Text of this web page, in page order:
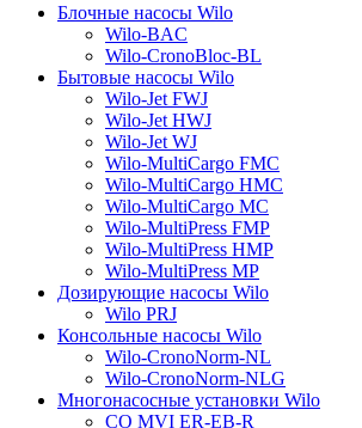
Блочные насосы Wilo
Wilo-BAC
Wilo-CronoBloc-BL
Бытовые насосы Wilo
Wilo-Jet FWJ
Wilo-Jet HWJ
Wilo-Jet WJ
Wilo-MultiCargo FMC
Wilo-MultiCargo HMC
Wilo-MultiCargo MC
Wilo-MultiPress FMP
Wilo-MultiPress HMP
Wilo-MultiPress MP
Дозирующие насосы Wilo
Wilo PRJ
Консольные насосы Wilo
Wilo-CronoNorm-NL
Wilo-CronoNorm-NLG
Многонасосные установки Wilo
CO MVI ER-EB-R